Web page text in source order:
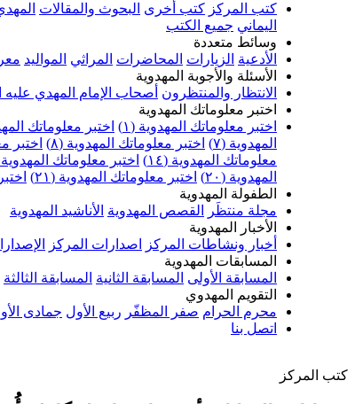
كتب المركز كتب أخرى البحوث والمقالات
اليماني جميع الكتب
وسائط متعددة
الأدعية الزيارات المحاضرات المراثي المواليد
الأسئلة والأجوبة المهدوية
الانتظار والمنتظرون أصحاب الإمام المهدي عليه
اختبر معلوماتك المهدوية
اختبر معلوماتك المهدوية (١)
اختبر معلوماتك
المهدوية (٧)
اختبر معلوماتك المهدوية (٨) اختبر
معلوماتك المهدوية (١٤)
اختبر معلوماتك المهدوية
المهدوية (٢٠)
اختبر معلوماتك المهدوية (٢١)
الطفولة المهدوية
مجلة منتظَر
القصص المهدوية الأناشيد المهدوية
الأخبار المهدوية
أخبار ونشاطات المركز
اصدارات المركز
المسابقات المهدوية
المسابقة الأولى المسابقة الثانية المسابقة الثالثة
التقويم المهدوي
محرم الحرام صفر المظفّر ربيع الأول جمادى
اتصل بنا
كتب المركز